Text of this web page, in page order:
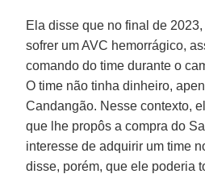
Ela disse que no final de
sofrer um AVC hemorrágico,
comando do time durante o
O time não tinha dinheiro,
Candangão. Nesse contexto,
que lhe propôs a compra do
interesse de adquirir um time
disse, porém, que ele poderia